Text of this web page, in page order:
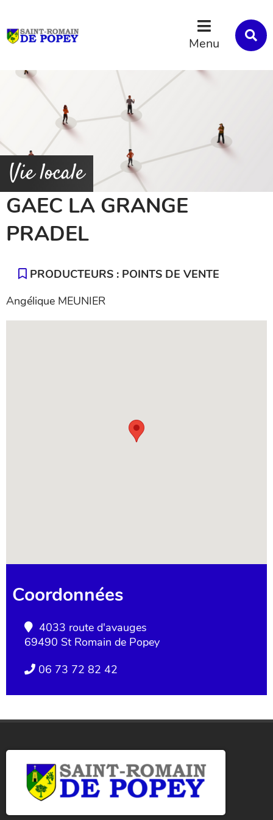
Menu
Vie locale
GAEC LA GRANGE
PRADEL
PRODUCTEURS : POINTS DE VENTE
Angélique MEUNIER
Coordonnées
4033 route d'avauges
69490 St Romain de Popey
06 73 72 82 42